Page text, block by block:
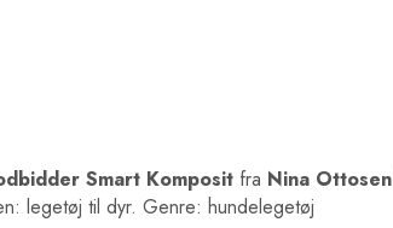
Smart Komposit fra Nina Ottosen
legetøj til dyr. Genre: hundelegetøj